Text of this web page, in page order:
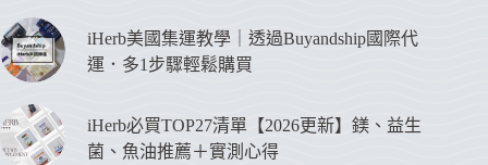
iHerb美國集運教學｜透過Buyandship國際代
運．多1步驟輕鬆購買
iHerb必買TOP27清單【2026更新】鎂、益生
菌、魚油推薦＋實測心得